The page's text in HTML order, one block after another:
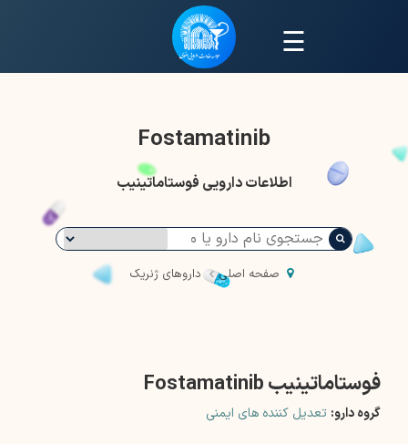
☰
Fostamatinib
اطلاعات دارویی فوستاماتینیب
صفحه اصلی داروهای ژنریک
فوستاماتینیب Fostamatinib
گروه دارو: تعدیل کننده های ایمنی